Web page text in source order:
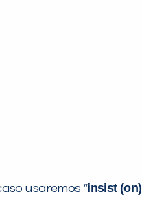
usaremos “insist (on)